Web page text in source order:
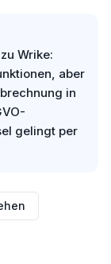
Wrike:
aber
in
gelingt per